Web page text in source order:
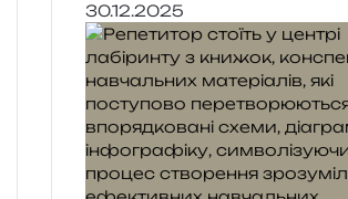
30.12.2025